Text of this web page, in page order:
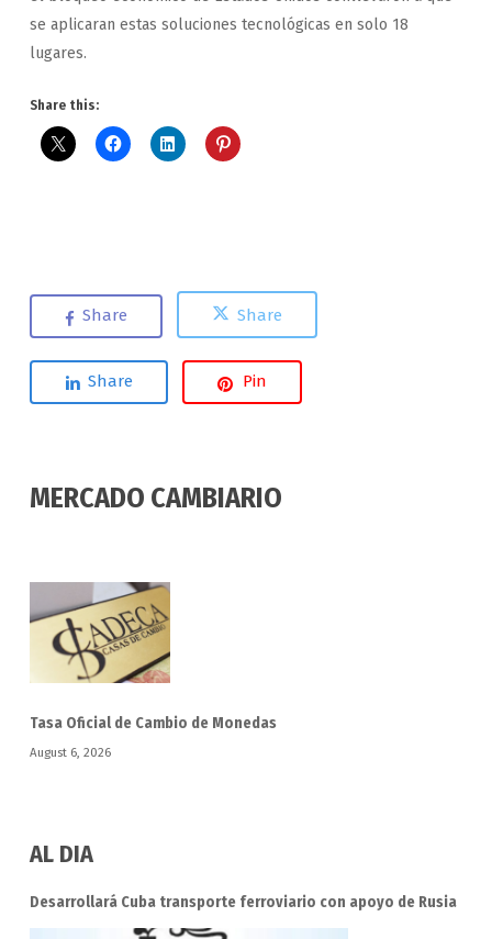
se aplicaran estas soluciones tecnológicas en solo 18
lugares.
Share this:
Share Share
Share Pin
MERCADO CAMBIARIO
Tasa Oficial de Cambio de Monedas
August 6, 2026
AL DIA
Desarrollará Cuba transporte ferroviario con apoyo de Rusia